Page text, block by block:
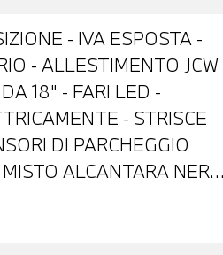
- IVA ESPOSTA -
- ALLESTIMENTO JCW
18" - FARI LED -
- STRISCE
DI PARCHEGGIO
ALCANTARA NERA
- ACTIVE GUARD -